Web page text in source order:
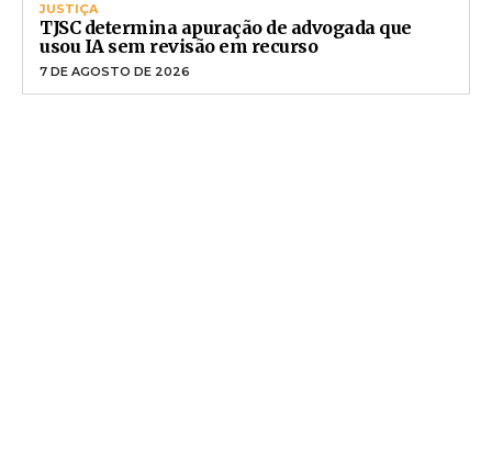
JUSTIÇA
TJSC determina apuração de advogada que
usou IA sem revisão em recurso
7 DE AGOSTO DE 2026